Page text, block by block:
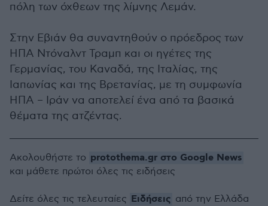
πόλη των όχθεων της λίμνης Λεμάν.
Στην Εβιάν θα συναντηθούν ο πρόεδρος των
ΗΠΑ Ντόναλντ Τραμπ και οι ηγέτες της
Γερμανίας, του Καναδά, της Ιταλίας, της
Ιαπωνίας και της Βρετανίας, με τη συμφωνία
ΗΠΑ – Ιράν να αποτελεί ένα από τα βασικά
θέματα της ατζέντας.
Ακολουθήστε το protothema.gr στο Google News
και μάθετε πρώτοι όλες τις ειδήσεις
Δείτε όλες τις τελευταίες Ειδήσεις από την Ελλάδα